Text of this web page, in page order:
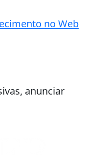
no Web
anunciar